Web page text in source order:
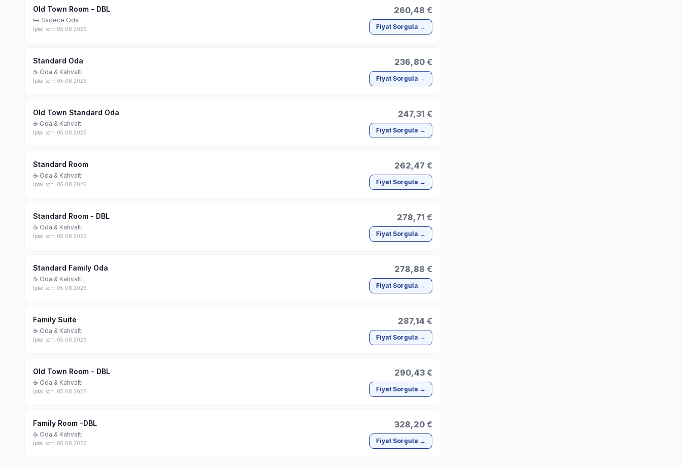
Old Town Room - DBL
🛏 Sadece Oda
İptal son: 05.08.2026
260,48 €
Fiyat Sorgula →
Standard Oda
☕ Oda & Kahvaltı
İptal son: 05.08.2026
236,80 €
Fiyat Sorgula →
Old Town Standard Oda
☕ Oda & Kahvaltı
İptal son: 05.08.2026
247,31 €
Fiyat Sorgula →
Standard Room
☕ Oda & Kahvaltı
İptal son: 05.08.2026
262,47 €
Fiyat Sorgula →
Standard Room - DBL
☕ Oda & Kahvaltı
İptal son: 05.08.2026
278,71 €
Fiyat Sorgula →
Standard Family Oda
☕ Oda & Kahvaltı
İptal son: 05.08.2026
278,88 €
Fiyat Sorgula →
Family Suite
☕ Oda & Kahvaltı
İptal son: 05.08.2026
287,14 €
Fiyat Sorgula →
Old Town Room - DBL
☕ Oda & Kahvaltı
İptal son: 05.08.2026
290,43 €
Fiyat Sorgula →
Family Room -DBL
☕ Oda & Kahvaltı
İptal son: 05.08.2026
328,20 €
Fiyat Sorgula →